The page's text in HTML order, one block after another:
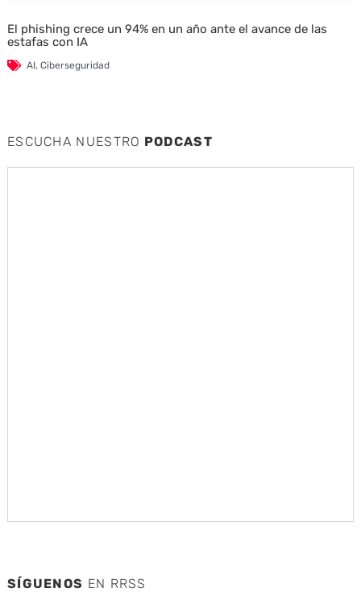
El phishing crece un 94% en un año ante el avance de las
estafas con IA
AI, Ciberseguridad
ESCUCHA NUESTRO PODCAST
SÍGUENOS EN RRSS